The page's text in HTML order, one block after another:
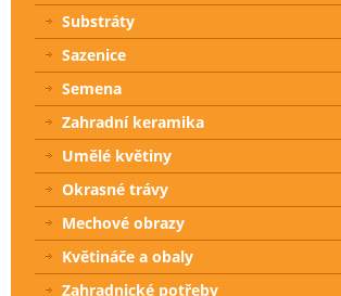
Substráty
Sazenice
Semena
Zahradní keramika
Umělé květiny
Okrasné trávy
Mechové obrazy
Květináče a obaly
Zahradnické potřeby